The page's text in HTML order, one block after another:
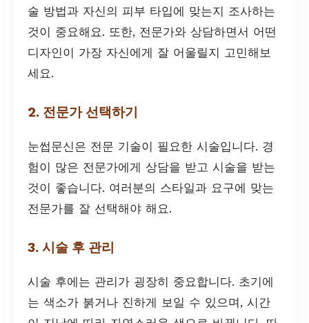
술 방법과 자신의 피부 타입에 맞는지 조사하는
것이 중요해요. 또한, 전문가와 상담하면서 어떤
디자인이 가장 자신에게 잘 어울릴지 고민해보
세요.
2. 전문가 선택하기
눈썹문신은 전문 기술이 필요한 시술입니다. 경
험이 많은 전문가에게 상담을 받고 시술을 받는
것이 좋습니다. 여러분의 스타일과 요구에 맞는
전문가를 잘 선택해야 해요.
3. 시술 후 관리
시술 후에는 관리가 굉장히 중요합니다. 초기에
는 색소가 붉거나 진하게 보일 수 있으며, 시간